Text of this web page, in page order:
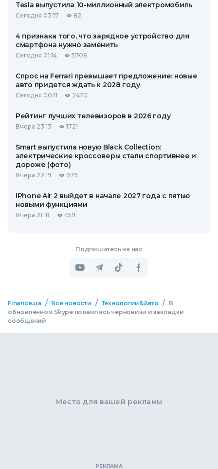
Tesla выпустила 10-миллионный электромобиль
Сегодня 03:17 82
4 признака того, что зарядное устройство для
смартфона нужно заменить
Сегодня 01:14 5708
Спрос на Ferrari превышает предложение: новые
авто придется ждать к 2028 году
Сегодня 00:11 2470
Рейтинг лучших телевизоров в 2026 году
Вчера 23:13 1721
Smart выпустила новую Black Collection:
электрические кроссоверы стали спортивнее и
дороже (фото)
Вчера 22:19 979
iPhone Air 2 выйдет в начале 2027 года с пятью
новыми функциями
Вчера 21:18 459
Подпишитесь на нас
Finance.ua / Все новости / Технологии&Авто /
В
обновленном Skype появились черновики и закладки
сообщений
Место для вашей рекламы